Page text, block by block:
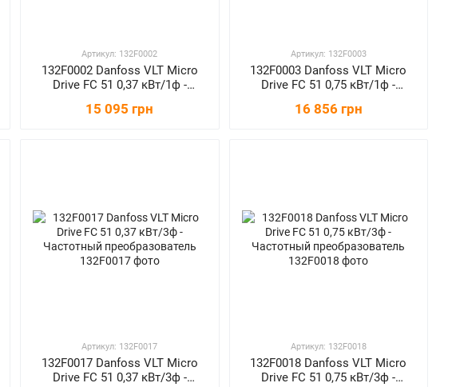
Артикул: 132F0002
132F0002 Danfoss VLT Micro
Drive FC 51 0,37 кВт/1ф -
15 095 грн
Артикул: 132F0003
132F0003 Danfoss VLT Micro
Drive FC 51 0,75 кВт/1ф -
16 856 грн
Артикул: 132F0017
132F0017 Danfoss VLT Micro
Drive FC 51 0,37 кВт/3ф -
Артикул: 132F0018
132F0018 Danfoss VLT Micro
Drive FC 51 0,75 кВт/3ф -